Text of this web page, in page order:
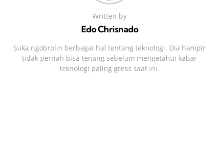
Written by
Edo Chrisnado
Suka ngobrolin berbagai hal tentang teknologi. Dia hampir
tidak pernah bisa tenang sebelum mengetahui kabar
teknologi paling gress saat ini.